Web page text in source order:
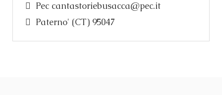
Pec cantastoriebusacca@pec.it
Paterno' (CT) 95047